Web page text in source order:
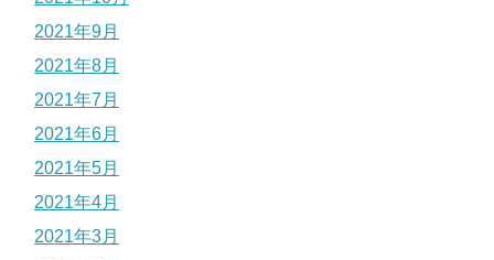
2021年9月
2021年8月
2021年7月
2021年6月
2021年5月
2021年4月
2021年3月